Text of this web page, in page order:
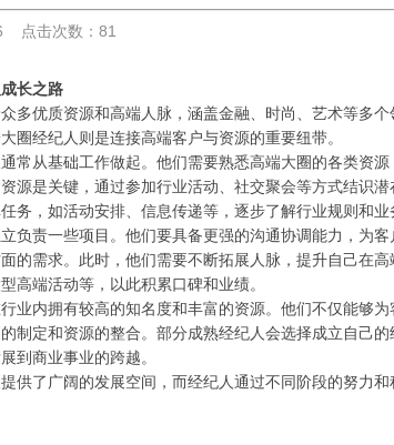
点击次数：81
长之路
多优质资源和高端人脉，涵盖金融、时尚、艺术等多
圈经纪人则是连接高端客户与资源的重要纽带。
常从基础工作做起。他们需要熟悉高端大圈的各类资源
源是关键，通过参加行业活动、社交聚会等方式结识
务，如活动安排、信息传递等，逐步了解行业规则和业
负责一些项目。他们要具备更强的沟通协调能力，为
的需求。此时，他们需要不断拓展人脉，提升自己在
高端活动等，以此积累口碑和业绩。
业内拥有较高的知名度和丰富的资源。他们不仅能够
制定和资源的整合。部分成熟经纪人会选择成立自己
到商业事业的跨越。
供了广阔的发展空间，而经纪人通过不同阶段的努力